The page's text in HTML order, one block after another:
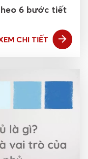
6 bước tiết
CHI TIẾT